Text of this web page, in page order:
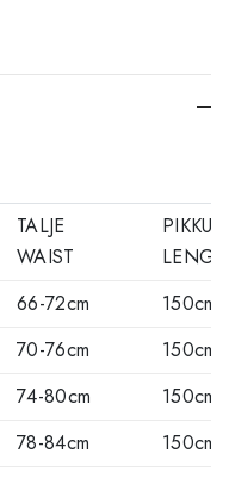
TALJE
WAIST
PIKKUS
66-72cm
150cm
70-76cm
150cm
74-80cm
150cm
78-84cm 150cm